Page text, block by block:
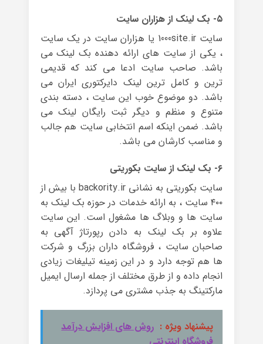
۵- بک لینک از هزاران سایت
سایت 1000site.ir یا هزاران سایت در یک سایت
، یکی از سایت های ارائه دهنده بک لینک می
باشد. صاحب سایت ادعا می کند که قدیمی
ترین و کامل ترین لینک دایرکتوری ایران می
باشد. دو موضوع خوب این سایت ، دسته بندی
متنوع و منظم و دیگر ثبت رایگان لینک می
باشد. ضمن اینکه اسم انتخابی سایت هم جالب
و مناسب کارشان می باشد.
۶- بک لینک از سایت بکوریتی
سایت بکوریتی به نشانی backority.ir با بیش از
۴۰۰ سایت ، به ارائه خدمات در حوزه بک لینک به
سایت ها و وبلاگ ها مشغول است. این سایت
علاوه بر بک لینک به دادن رپورتاژ آگهی به
صاحبان سایت ، فروشگاه داران بزرگ و شرکت
ها هم توجه دارد و در این زمینه تیلیغات زیادی
انجام داده و از طرق مختلف از جمله ارسال ایمیل
مارکتینگ به جذب مشتری می پردازد.
پیشنهاد ویژه : روش های افزایش درآمد